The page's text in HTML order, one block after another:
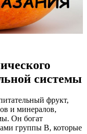
системы
фрукт,
и минералов,
Он богат
группы B, которые